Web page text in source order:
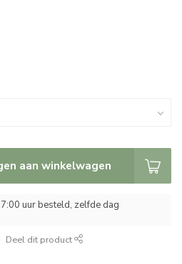
aan winkelwagen
uur besteld, zelfde dag
Deel dit product